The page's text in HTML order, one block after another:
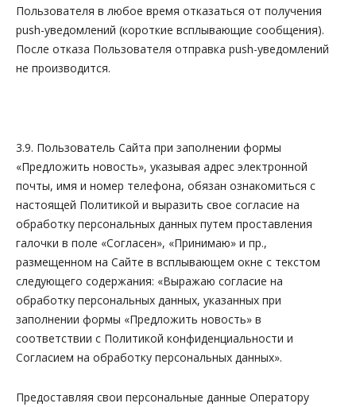
Пользователя в любое время отказаться от получения
push-уведомлений (короткие всплывающие сообщения).
После отказа Пользователя отправка push-уведомлений
не производится.
3.9. Пользователь Сайта при заполнении формы
«Предложить новость», указывая адрес электронной
почты, имя и номер телефона, обязан ознакомиться с
настоящей Политикой и выразить свое согласие на
обработку персональных данных путем проставления
галочки в поле «Согласен», «Принимаю» и пр.,
размещенном на Сайте в всплывающем окне с текстом
следующего содержания: «Выражаю согласие на
обработку персональных данных, указанных при
заполнении формы «Предложить новость» в
соответствии с Политикой конфиденциальности и
Согласием на обработку персональных данных».
Предоставляя свои персональные данные Оператору